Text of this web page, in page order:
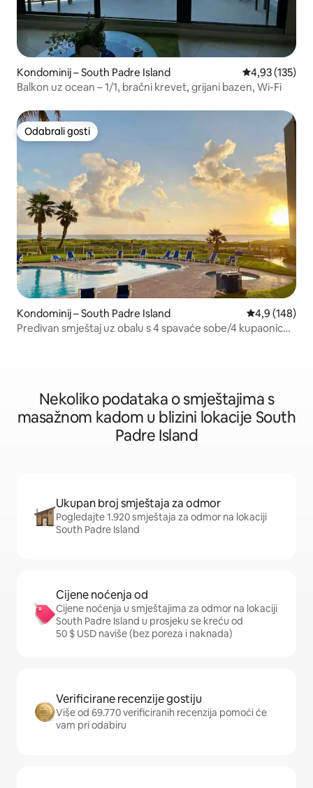
Kondominij – South Padre Island Prosječna
4,93 (135)
Balkon uz ocean – 1/1, bračni krevet, grijani bazen, Wi-Fi
Odabrali gosti
Odabrali gosti
Kondominij – South Padre Island Prosječna
4,9 (148)
Predivan smještaj uz obalu s 4 spavaće sobe/4 kupaonice
Nekoliko podataka o smještajima s
masažnom kadom u blizini lokacije South
Padre Island
Ukupan broj smještaja za odmor
Pogledajte 1.920 smještaja za odmor na lokaciji
South Padre Island
Cijene noćenja od
Cijene noćenja u smještajima za odmor na lokaciji
South Padre Island u prosjeku se kreću od
50 $ USD naviše (bez poreza i naknada)
Verificirane recenzije gostiju
Više od 69.770 verificiranih recenzija pomoći će
vam pri odabiru